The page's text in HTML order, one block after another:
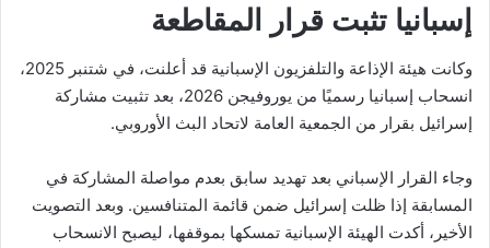
إسبانيا تثبت قرار المقاطعة
وكانت هيئة الإذاعة والتلفزيون الإسبانية قد أعلنت، في شتنبر 2025،
انسحاب إسبانيا رسميًا من يوروفيجن 2026، بعد تثبيت مشاركة
إسرائيل بقرار من الجمعية العامة لاتحاد البث الأوروبي.
وجاء القرار الإسباني بعد تهديد سابق بعدم مواصلة المشاركة في
المسابقة إذا ظلت إسرائيل ضمن قائمة المتنافسين. وبعد التصويت
الأخير، أكدت الهيئة الإسبانية تمسكها بموقفها، ليصبح الانسحاب